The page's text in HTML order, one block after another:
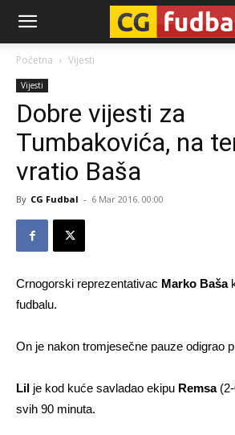
CG-
Fudbal
Početna Vijesti
Vijesti
Dobre vijesti za
Tumbakovića, na
vratio Baša
By CG Fudbal - 6 Mar 2016. 00:00
Crnogorski reprezentativac Marko Baša
fudbalu.
On je nakon tromjesečne pauze odigrao
Lil je kod kuće savladao ekipu Remsa(2-
svih 90 minuta.